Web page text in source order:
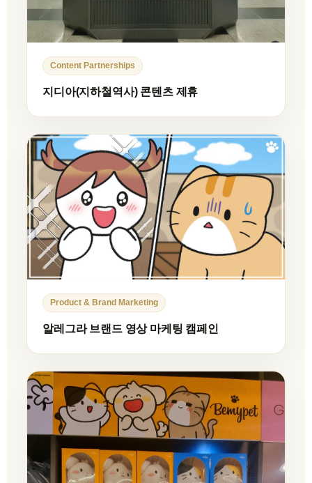
Content Partnerships
지디아(지하철역사) 콘텐츠 제휴
Product & Brand Marketing
알레그라 브랜드 영상 마케팅 캠페인